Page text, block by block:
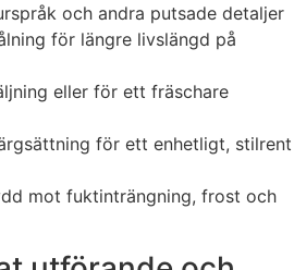
och andra putsade detaljer
för längre livslängd på
eller för ett fräschare
för ett enhetligt, stilrent
mot fuktinträngning, frost och